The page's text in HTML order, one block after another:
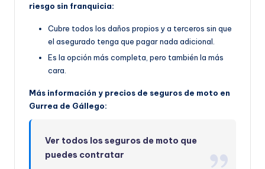
riesgo sin franquicia:
Cubre todos los daños propios y a terceros sin que
el asegurado tenga que pagar nada adicional.
Es la opción más completa, pero también la más
cara.
Más información y precios de seguros de moto en
Gurrea de Gállego:
Ver todos los seguros de moto que
puedes contratar